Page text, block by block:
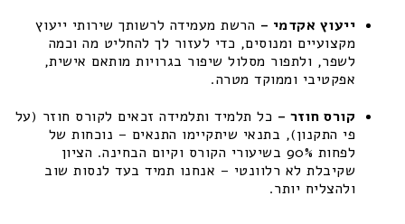
ייעוץ אקדמי – הרשת מעמידה לרשותך שירותי ייעוץ
מקצועיים ומנוסים, כדי לעזור לך להחליט מה וכמה
לשפר, ולתפור מסלול שיפור בגרויות מותאם אישית,
אפקטיבי וממוקד מטרה.
קורס חוזר – כל תלמיד ותלמידה זכאים לקורס חוזר (על
פי התקנון), בתנאי שיתקיימו התנאים – נוכחות של
לפחות 90% בשיעורי הקורס וקיום הבחינה. הציון
שקיבלת לא רלוונטי – אנחנו תמיד בעד לנסות שוב
ולהצליח יותר.